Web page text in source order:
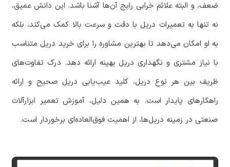
ضعف، و البته علائم خرابی رایج آن‌ها آشنا باشد. این دانش عمیق،
نه تنها به تعمیرات دریل با دقت و سرعت بالا کمک می‌کند، بلکه
به او امکان می‌دهد تا بهترین مشاوره را برای خرید دریل متناسب
با نیاز مشتری و نگهداری دریل بهینه ارائه دهد. درک تفاوت‌های
ظریف بین هر نوع دریل، کلید عیب‌یابی دریل صحیح و ارائه
راهکارهای پایدار است. به همین دلیل، آموزش تعمیر ابزارآلات
صنعتی در زمینه دریل‌ها، از اهمیت فوق‌العاده‌ای برخوردار است.